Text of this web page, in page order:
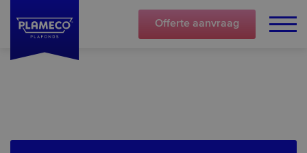
Offerte aanvraag